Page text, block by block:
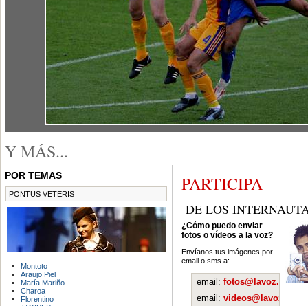
Y MÁS...
POR TEMAS
PONTUS VETERIS
Montoto
Araujo Piel
María Mariño
Charoa
Florentino
PARTICIPA
DE LOS
¿Cómo puedo enviar
fotos o vídeos a la voz?
Envíanos tus imágenes por
email o sms a:
email: fotos@lavoz.es
email: videos@lavoz.es